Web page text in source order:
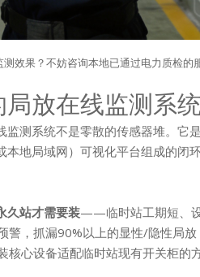
效果？不妨咨询本地已通过电力质检的
放在线监测系
测系统不是零散的传感器堆。它
地局域网）可视化平台组成的闭
久站才需要装——临时站工期短、
，抓漏90%以上的显性/隐性局放
心设备适配临时站现有开关柜的